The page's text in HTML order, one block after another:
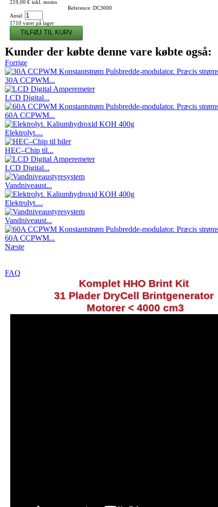
219,00 € inkl. moms
Reference: DC3000
Antal:
1710 varer på lager
Kunder der købte denne vare købte også:
Forrige
30A CCPWM...
LCD Digital...
60A CCPWM...
Elektrolyt....
HEC–Chip til...
LCD Digital...
Vandniveaust...
Elektrolyt....
Vandniveaust...
60A CCPWM...
Næste
FAQ
Komplet HHO Brint Kit
31 Plader DryCell Brintgenerator
Motorer < 4000 cm3